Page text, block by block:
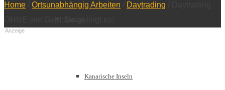
Kanarische Inseln
Home Ortsunabhängig Arbeiten Daytrading
Anzeige